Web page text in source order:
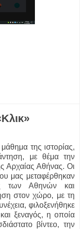
της ιστορίας,
με θέμα την
Αρχαίας Αθήνας. Οι
μας μεταφέρθηκαν
των Αθηνών και
στον χώρο, με τη
φιλοξενήθηκε
ξεναγός, η οποία
βίντεο, την